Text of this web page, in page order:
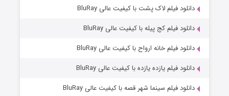
دانلود فیلم لاک پشت با کیفیت عالی BluRay
دانلود فیلم کج‌ پیله با کیفیت عالی BluRay
دانلود فیلم خانه ارواح با کیفیت عالی BluRay
دانلود فیلم یازده یازده با کیفیت عالی BluRay
دانلود فیلم سینما شهر قصه با کیفیت عالی BluRay